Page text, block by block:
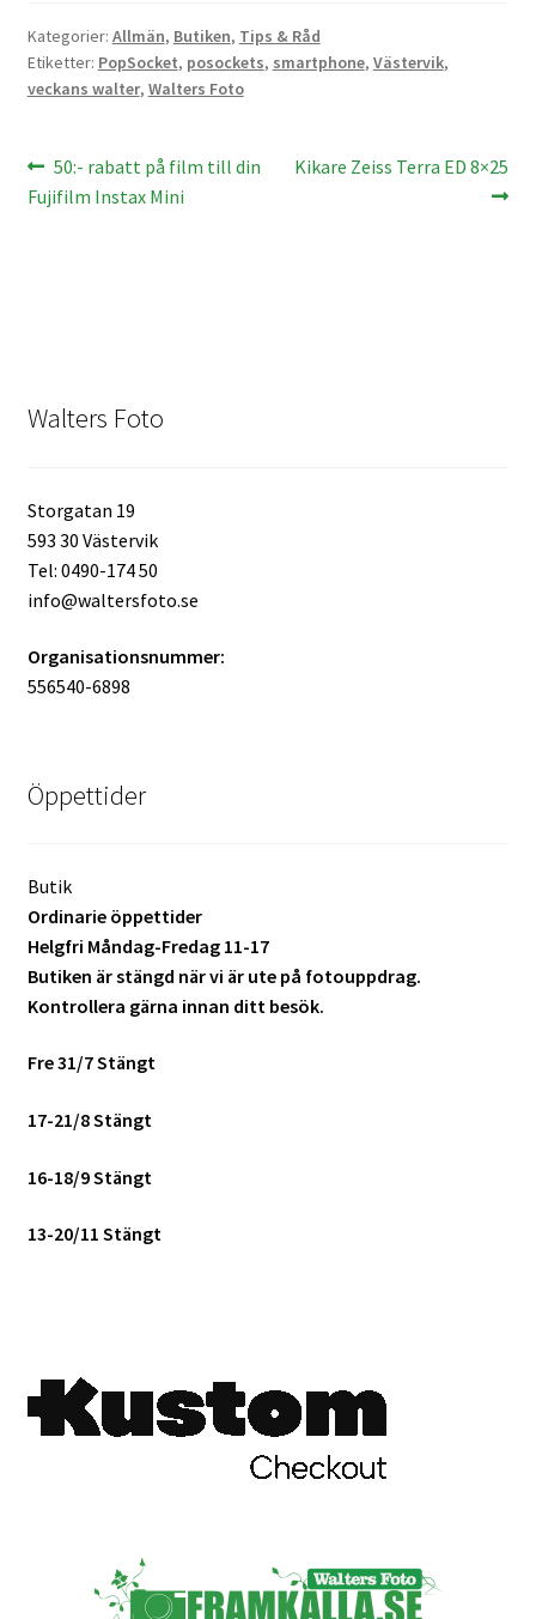
Kikare Tillbehör
DVD/CD/Tape
Batterier för Canon
Batterier för Nikon
Film & Engångskameror
Fyndhörnan
Luppar & Förstoringsglas
Begagnat & Fynd
Studio & Ljuskontroll
Bildtjänster
Framkallning – Analogt
Kategorier: Allmän, Butiken, Tips & Råd
Etiketter: PopSocket, posockets, smartphone, Västervik,
veckans walter, Walters Foto
Inläggsnavigering
Föregående
inlägg:
50:- rabatt på film till din
Fujifilm Instax Mini
Nästa
Kikare Zeiss Terra ED 8×25
Walters Foto
Storgatan 19
593 30 Västervik
Tel: 0490-174 50
info@waltersfoto.se
Organisationsnummer:
556540-6898
Öppettider
Butik
Ordinarie öppettider
Helgfri Måndag-Fredag 11-17
Butiken är stängd när vi är ute på fotouppdrag.
Kontrollera gärna innan ditt besök.
Fre 31/7 Stängt
17-21/8 Stängt
16-18/9 Stängt
13-20/11 Stängt